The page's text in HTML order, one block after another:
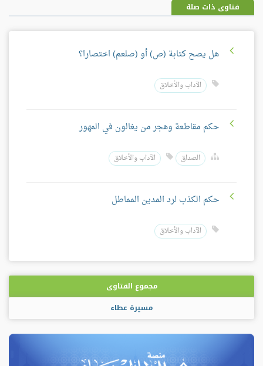
فتاوى ذات صلة
هل يصح كتابة (ص) أو (صلعم) اختصارا؟
الآداب والأخلاق
حكم مقاطعة وهجر من يغالون في المهور
الصداق الآداب والأخلاق
حكم الكذب لرد المدين المماطل
الآداب والأخلاق
مجموع الفتاوى
مسيرة عطاء